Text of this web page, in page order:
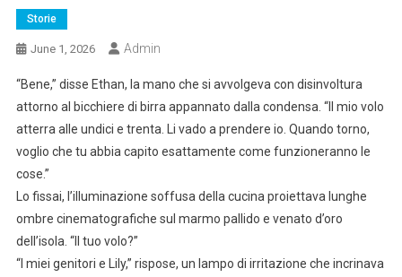
Storie
June 1, 2026 Admin
“Bene,” disse Ethan, la mano che si avvolgeva con disinvoltura
attorno al bicchiere di birra appannato dalla condensa. “Il mio volo
atterra alle undici e trenta. Li vado a prendere io. Quando torno,
voglio che tu abbia capito esattamente come funzioneranno le
cose.”
Lo fissai, l’illuminazione soffusa della cucina proiettava lunghe
ombre cinematografiche sul marmo pallido e venato d’oro
dell’isola. “Il tuo volo?”
“I miei genitori e Lily,” rispose, un lampo di irritazione che incrinava